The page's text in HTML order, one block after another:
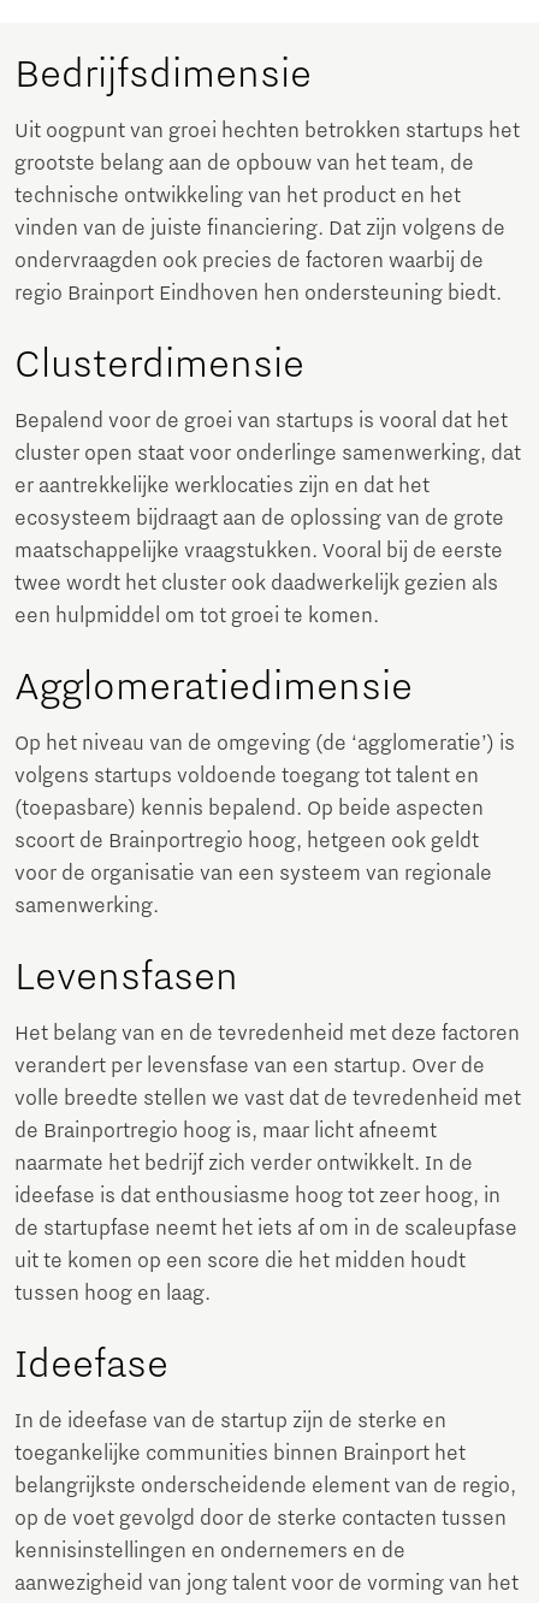
Bedrijfsdimensie
Uit oogpunt van groei hechten betrokken startups het
grootste belang aan de opbouw van het team, de
technische ontwikkeling van het product en het
vinden van de juiste financiering. Dat zijn volgens de
ondervraagden ook precies de factoren waarbij de
regio Brainport Eindhoven hen ondersteuning biedt.
Clusterdimensie
Bepalend voor de groei van startups is vooral dat het
cluster open staat voor onderlinge samenwerking, dat
er aantrekkelijke werklocaties zijn en dat het
ecosysteem bijdraagt aan de oplossing van de grote
maatschappelijke vraagstukken. Vooral bij de eerste
twee wordt het cluster ook daadwerkelijk gezien als
een hulpmiddel om tot groei te komen.
Agglomeratiedimensie
Op het niveau van de omgeving (de ‘agglomeratie’) is
volgens startups voldoende toegang tot talent en
(toepasbare) kennis bepalend. Op beide aspecten
scoort de Brainportregio hoog, hetgeen ook geldt
voor de organisatie van een systeem van regionale
samenwerking.
Levensfasen
Het belang van en de tevredenheid met deze factoren
verandert per levensfase van een startup. Over de
volle breedte stellen we vast dat de tevredenheid met
de Brainportregio hoog is, maar licht afneemt
naarmate het bedrijf zich verder ontwikkelt. In de
ideefase is dat enthousiasme hoog tot zeer hoog, in
de startupfase neemt het iets af om in de scaleupfase
uit te komen op een score die het midden houdt
tussen hoog en laag.
Ideefase
In de ideefase van de startup zijn de sterke en
toegankelijke communities binnen Brainport het
belangrijkste onderscheidende element van de regio,
op de voet gevolgd door de sterke contacten tussen
kennisinstellingen en ondernemers en de
aanwezigheid van jong talent voor de vorming van het